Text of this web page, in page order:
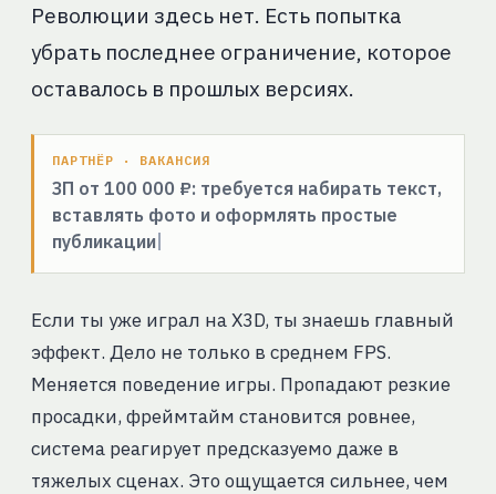
Революции здесь нет. Есть попытка
убрать последнее ограничение, которое
оставалось в прошлых версиях.
ПАРТНЁР · ВАКАНСИЯ
ЗП от 100 000 ₽: требуется набирать текст,
вставлять фото и оформлять простые
публикации
Если ты уже играл на X3D, ты знаешь главный
эффект. Дело не только в среднем FPS.
Меняется поведение игры. Пропадают резкие
просадки, фреймтайм становится ровнее,
система реагирует предсказуемо даже в
тяжелых сценах. Это ощущается сильнее, чем